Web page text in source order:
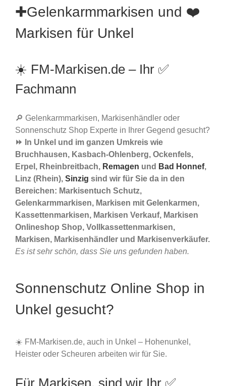
✚Gelenkarmmarkisen und ❤️
Markisen für Unkel
☀️ FM-Markisen.de – Ihr ✅
Fachmann
🔎 Gelenkarmmarkisen, Markisenhändler oder
Sonnenschutz Shop Experte in Ihrer Gegend gesucht?
⏩ In Unkel und im ganzen Umkreis wie
Bruchhausen, Kasbach-Ohlenberg, Ockenfels,
Erpel, Rheinbreitbach, Remagen und Bad Honnef,
Linz (Rhein), Sinzig sind wir für Sie da in den
Bereichen: Markisentuch Schutz,
Gelenkarmmarkisen, Markisen mit Gelenkarmen,
Kassettenmarkisen, Markisen Verkauf, Markisen
Onlineshop Shop, Vollkassettenmarkisen,
Markisen, Markisenhändler und Markisenverkäufer.
Es ist sehr schön, dass Sie uns gefunden haben.
Sonnenschutz Online Shop in
Unkel gesucht?
☀️ FM-Markisen.de, auch in Unkel – Hohenunkel,
Heister oder Scheuren arbeiten wir für Sie.
Für Markisen, sind wir Ihr ✅